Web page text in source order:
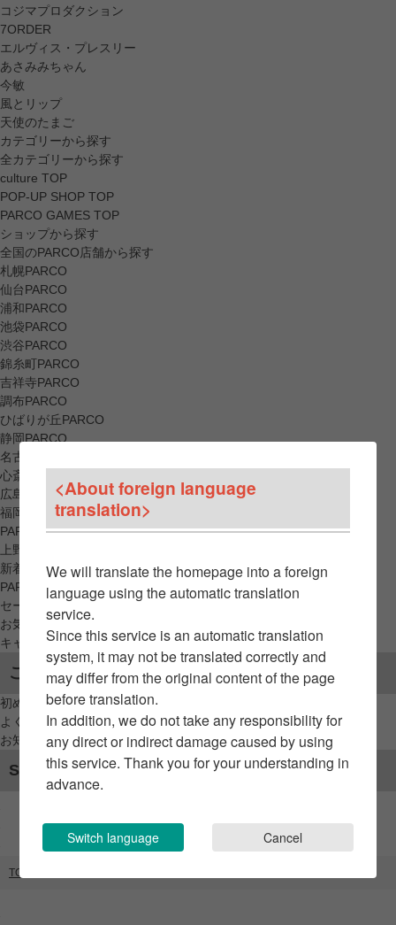
コジマプロダクション
7ORDER
エルヴィス・プレスリー
あさみみちゃん
今敏
風とリップ
天使のたまご
カテゴリーから探す
全カテゴリーから探す
culture TOP
POP-UP SHOP TOP
PARCO GAMES TOP
ショップから探す
全国のPARCO店舗から探す
札幌PARCO
仙台PARCO
浦和PARCO
池袋PARCO
渋谷PARCO
錦糸町PARCO
吉祥寺PARCO
調布PARCO
ひばりが丘PARCO
静岡PARCO
名古屋PARCO
心斎橋PARCO
広島PARCO
福岡PARCO
PARCO_ya
上野
新着アイテムから探す
PARCO限定アイテムから探す
セールアイテムから探す
お気に入りから探す
キャンペーン/クーポン対象から探す
ご利用案内
初めてのお客様へ
よくあるご質問 / お問い合わせ
お知らせ
SNSアカウント
TOP
<About foreign language
translation>
We will translate the homepage into a foreign
language using the automatic translation
service.
Since this service is an automatic translation
system, it may not be translated correctly and
may differ from the original content of the page
before translation.
In addition, we do not take any responsibility for
any direct or indirect damage caused by using
this service. Thank you for your understanding in
advance.
Switch language Cancel